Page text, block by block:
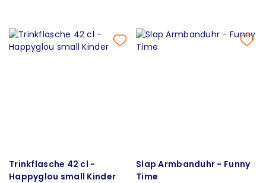
Trinkflasche 42 cl -
Happyglou small Kinder
Slap Armbanduhr - Funny
Time